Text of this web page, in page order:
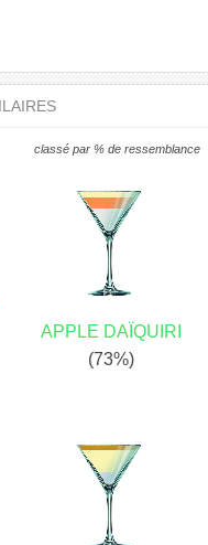
classé par % de ressemblance
APPLE DAÏQUIRI
(73%)